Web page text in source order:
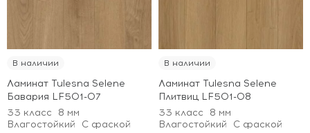
В наличии
Ламинат Tulesna Selene
Бавария LF501-07
33 класс
8 мм
Влагостойкий
С фаской
В наличии
Ламинат Tulesna Selene
Плитвиц LF501-08
33 класс
8 мм
Влагостойкий
С фаской